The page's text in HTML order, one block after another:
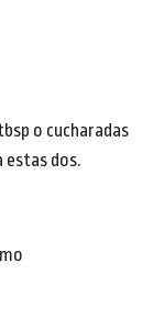
o cucharadas
estas dos.